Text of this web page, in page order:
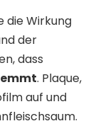
die Wirkung
der
dass
. Plaque,
auf und